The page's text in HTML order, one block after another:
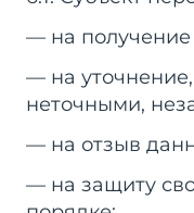
— на получение
— на
неточными,
— на отзыв
— на защиту